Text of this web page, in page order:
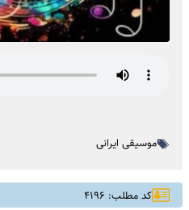
موسیقی ایرانی
کد مطلب: ۴۱۹۶